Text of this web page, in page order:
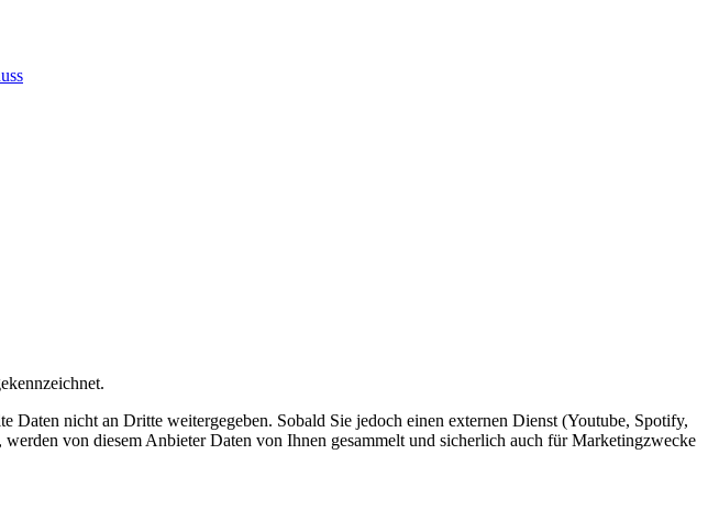
Daten nicht an Dritte weitergegeben. Sobald Sie jedoch einen externen Dienst (Youtube, Spotify,
von diesem Anbieter Daten von Ihnen gesammelt und sicherlich auch für Marketingzwecke